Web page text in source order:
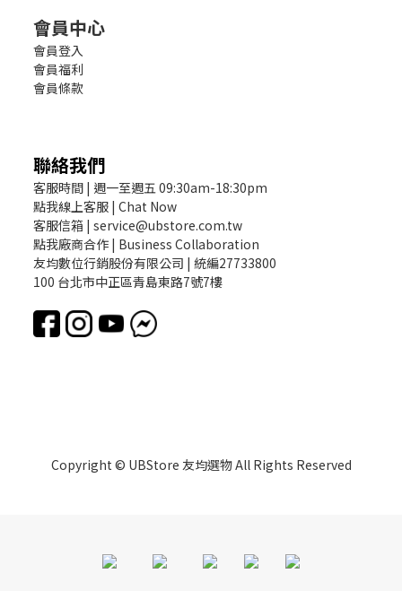
會員中心
會員登入
會員福利
會員條款
聯絡我們
客服時間 | 週一至週五 09:30am-18:30pm
點我線上客服 | Chat Now
客服信箱 | service@ubstore.com.tw
點我廠商合作 | Business Collaboration
友均數位行銷股份有限公司 | 統編27733800
100 台北市中正區青島東路7號7樓
Copyright © UBStore 友均選物 All Rights Reserved